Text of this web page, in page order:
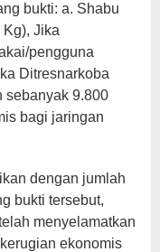
bukti: a. Shabu
Kg), Jika
pengguna
Ditresnarkoba
sebanyak 9.800
bagi jaringan
dengan jumlah
bukti tersebut,
menyelamatkan
ekonomis